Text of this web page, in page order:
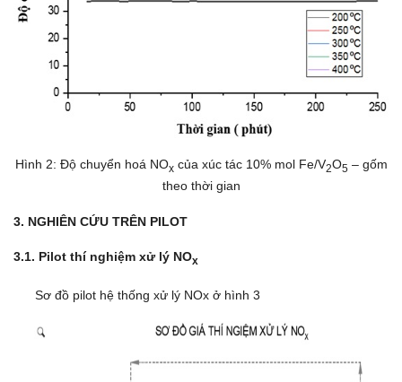
Hình 2: Độ chuyển hoá NOxcủa xúc tác 10% mol Fe/V2O5 – gốm
theo thời gian
3. NGHIÊN CỨU TRÊN PILOT
3.1. Pilot thí nghiệm xử lý NOx
Sơ đồ pilot hệ thống xử lý NOx ở hình 3